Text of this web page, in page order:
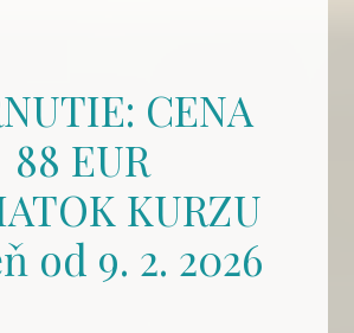
CENA
88 EUR
KURZU
od 9. 2. 2026